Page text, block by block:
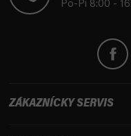
Po-Pi 8:00 -
ZÁKAZNÍCKY SERVIS